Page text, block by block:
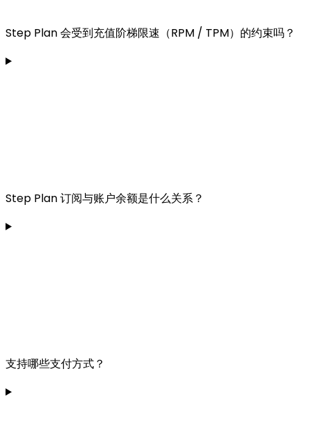
Step Plan 会受到充值阶梯限速（RPM / TPM）的约束吗？
Step Plan 订阅与账户余额是什么关系？
支持哪些支付方式？